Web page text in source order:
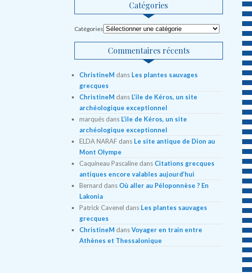
Catégories
Catégories
Commentaires récents
ChristineM dans Les plantes sauvages
grecques
ChristineM dans L’ile de Kéros, un site
archéologique exceptionnel
marquésdans L’ile de Kéros, un site
archéologique exceptionnel
ELDA NARAFdans Le site antique de Dion au
Mont Olympe
Caquineau Pascalinedans Citations grecques
antiques encore valables aujourd’hui
Bernard dans Où aller au Péloponnèse ? En
Lakonia
Patrick Cavenel dans Les plantes sauvages
grecques
ChristineM dansVoyager en train entre
Athènes et Thessalonique